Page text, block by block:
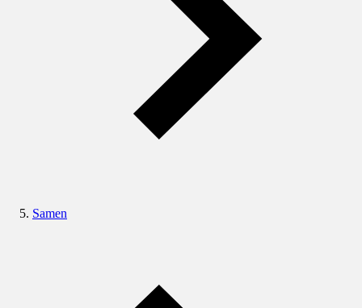
Samen